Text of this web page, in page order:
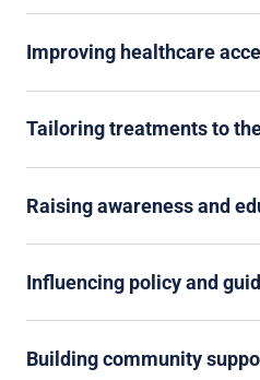
Improving healthcare
Tailoring treatments to
Raising awareness and
Influencing policy and
Building community